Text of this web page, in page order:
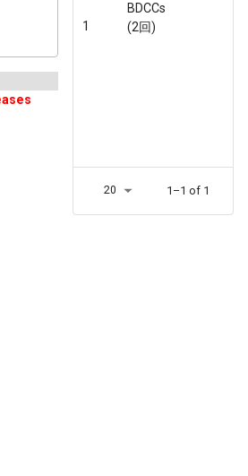
1
BDCCs
(2回)
20 1–1 of 1